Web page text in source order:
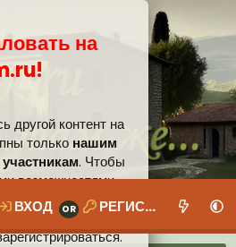
на
другой контент на
только нашим
. Чтобы
возможностями,
сообщество, вам
под своей
ВХОД РЕГИСТРАЦИЯ